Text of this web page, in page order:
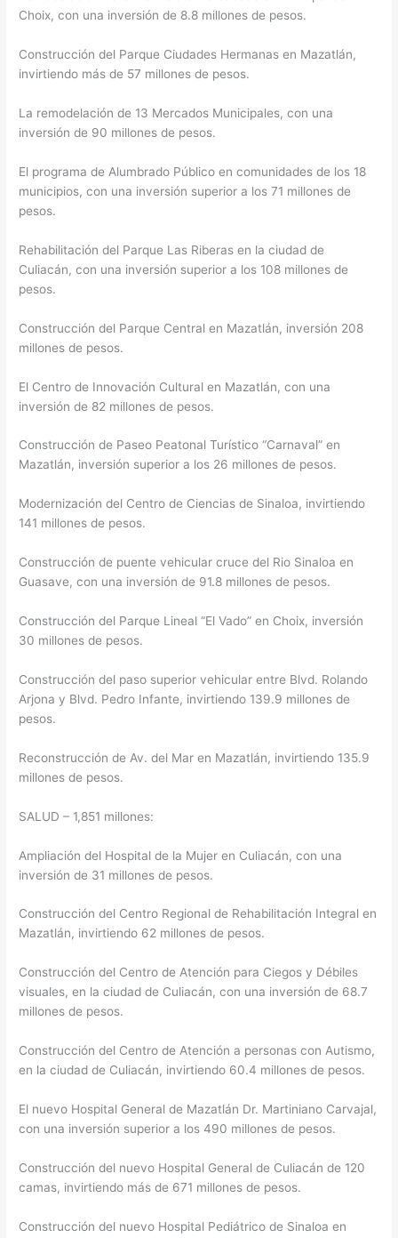
Choix, con una inversión de 8.8 millones de pesos.
Construcción del Parque Ciudades Hermanas en Mazatlán,
invirtiendo más de 57 millones de pesos.
La remodelación de 13 Mercados Municipales, con una
inversión de 90 millones de pesos.
El programa de Alumbrado Público en comunidades de los 18
municipios, con una inversión superior a los 71 millones de
pesos.
Rehabilitación del Parque Las Riberas en la ciudad de
Culiacán, con una inversión superior a los 108 millones de
pesos.
Construcción del Parque Central en Mazatlán, inversión 208
millones de pesos.
El Centro de Innovación Cultural en Mazatlán, con una
inversión de 82 millones de pesos.
Construcción de Paseo Peatonal Turístico “Carnaval” en
Mazatlán, inversión superior a los 26 millones de pesos.
Modernización del Centro de Ciencias de Sinaloa, invirtiendo
141 millones de pesos.
Construcción de puente vehicular cruce del Rio Sinaloa en
Guasave, con una inversión de 91.8 millones de pesos.
Construcción del Parque Lineal “El Vado” en Choix, inversión
30 millones de pesos.
Construcción del paso superior vehicular entre Blvd. Rolando
Arjona y Blvd. Pedro Infante, invirtiendo 139.9 millones de
pesos.
Reconstrucción de Av. del Mar en Mazatlán, invirtiendo 135.9
millones de pesos.
SALUD – 1,851 millones:
Ampliación del Hospital de la Mujer en Culiacán, con una
inversión de 31 millones de pesos.
Construcción del Centro Regional de Rehabilitación Integral en
Mazatlán, invirtiendo 62 millones de pesos.
Construcción del Centro de Atención para Ciegos y Débiles
visuales, en la ciudad de Culiacán, con una inversión de 68.7
millones de pesos.
Construcción del Centro de Atención a personas con Autismo,
en la ciudad de Culiacán, invirtiendo 60.4 millones de pesos.
El nuevo Hospital General de Mazatlán Dr. Martiniano Carvajal,
con una inversión superior a los 490 millones de pesos.
Construcción del nuevo Hospital General de Culiacán de 120
camas, invirtiendo más de 671 millones de pesos.
Construcción del nuevo Hospital Pediátrico de Sinaloa en